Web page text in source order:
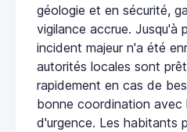
géologie et en sécurité,
vigilance accrue. Jusqu'à
incident majeur n'a été
autorités locales sont
rapidement en cas de
bonne coordination avec
d'urgence. Les habitants